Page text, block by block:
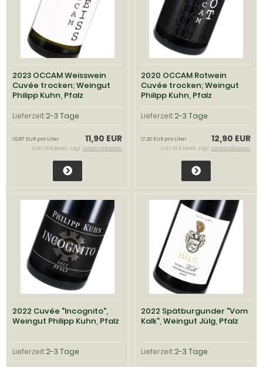
2023 OCCAM Weisswein
Cuvée trocken; Weingut
Philipp Kuhn, Pfalz
Lieferzeit:2-3 Tage
11,90 EUR
15,87 EUR pro Liter
inkl. 19 % MwSt. zzgl.Versandkosten
2020 OCCAM Rotwein
Cuvée trocken; Weingut
Philipp Kuhn, Pfalz
Lieferzeit:2-3 Tage
12,90 EUR
17,20 EUR pro Liter
inkl. 19 % MwSt. zzgl.Versandkosten
2022 Cuvée "Incognito",
Weingut Philipp Kuhn, Pfalz
Lieferzeit:2-3 Tage
2022 Spätburgunder "Vom
Kalk", Weingut Jülg, Pfalz
Lieferzeit:2-3 Tage